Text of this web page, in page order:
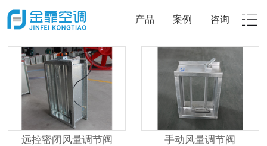
产品 案例 咨询
手动风量调节阀
远控密闭风量调节阀